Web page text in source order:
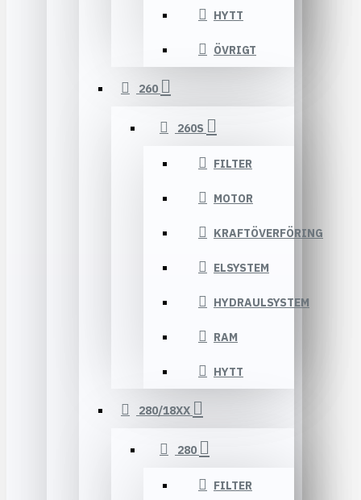
HYTT
ÖVRIGT
260
260S
FILTER
MOTOR
KRAFTÖVERFÖRING
ELSYSTEM
HYDRAULSYSTEM
RAM
HYTT
280/18XX
280
FILTER